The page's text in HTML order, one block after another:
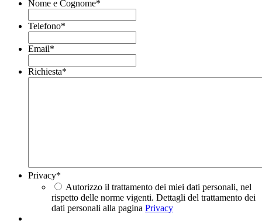
Nome e Cognome*
Telefono*
Email*
Richiesta*
Privacy*
Autorizzo il trattamento dei miei dati personali, nel
rispetto delle norme vigenti. Dettagli del trattamento dei
dati personali alla pagina Privacy